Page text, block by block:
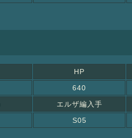
HP
640
エルザ編入手
S05